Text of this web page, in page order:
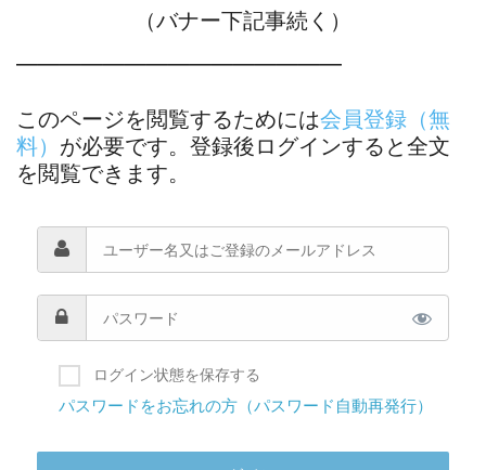
（バナー下記事続く）
―――――――――――――――
このページを閲覧するためには会員登録（無
料） が必要です。登録後ログインすると全文
を閲覧できます。
ログイン状態を保存する
パスワードをお忘れの方（パスワード自動再発行）